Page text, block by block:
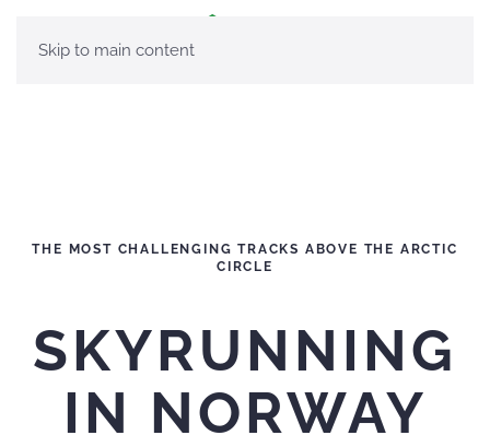
Skip to main content
THE MOST CHALLENGING TRACKS ABOVE THE ARCTIC
CIRCLE
SKYRUNNING
IN NORWAY